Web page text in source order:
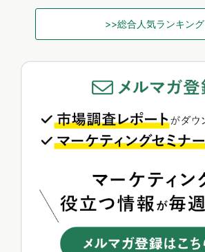
>>総合人気ランキング